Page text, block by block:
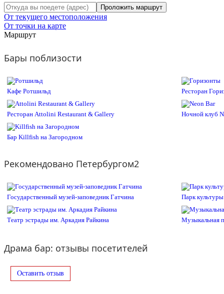
Проложить маршрут
От текущего местоположения
От точки на карте
Маршрут
Бары поблизости
Кафе Ротшильд Ресторан
Ресторан Attolini Restaurant & Gallery Ночной клуб
Бар Killfish на Загородном
Рекомендовано Петербургом2
Государственный музей-заповедник Гатчина Парк
Театр эстрады им. Аркадия Райкина Музыкальная
Драма бар: отзывы посетителей
Оставить отзыв